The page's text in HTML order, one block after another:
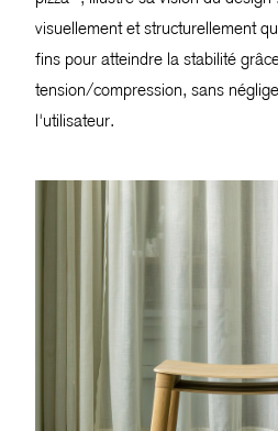
visuellement et structurellement
fins pour atteindre la stabilité
tension/compression, sans
l'utilisateur.